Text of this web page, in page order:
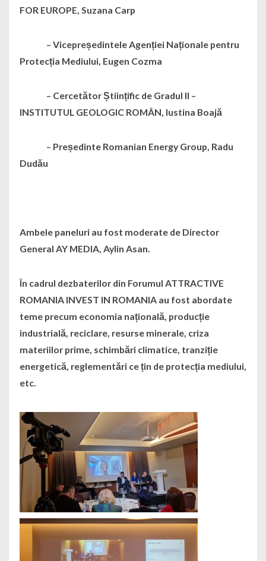
FOR EUROPE, Suzana Carp
– Vicepreședintele Agenției Naționale pentru
Protecția Mediului, Eugen Cozma
– Cercetător Științific de Gradul II –
INSTITUTUL GEOLOGIC ROMÂN, Iustina Boajă
– Președinte Romanian Energy Group, Radu
Dudău
Ambele paneluri au fost moderate de Director
General AY MEDIA, Aylin Asan.
În cadrul dezbaterilor din Forumul ATTRACTIVE
ROMANIA INVEST IN ROMANIA au fost abordate
teme precum economia națională, producție
industrială, reciclare, resurse minerale, criza
materiilor prime, schimbări climatice, tranziție
energetică, reglementări ce țin de protecția mediului,
etc.